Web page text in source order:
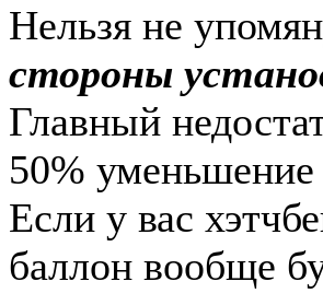
Нельзя не
стороны
Главный
50% уменьшение
Если у вас
баллон вообще